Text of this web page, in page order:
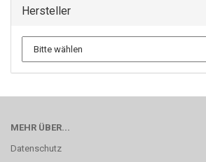
Hersteller
MEHR ÜBER...
Datenschutz